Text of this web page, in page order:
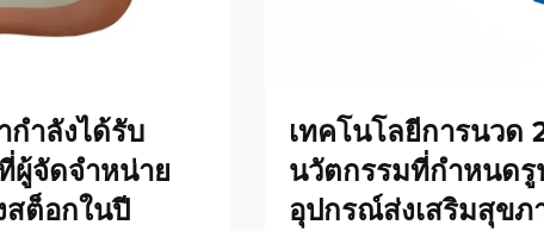
กำลังได้รับ
จัดจำหน่าย
ต็อกในปี
เทคโนโลยีการนวด
นวัตกรรมที่กำหนดรู
อุปกรณ์ส่งเสริมสุขภ